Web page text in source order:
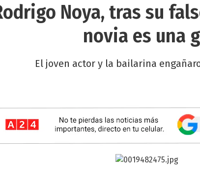
Noya, tras su
novia es una
El joven actor y la bailarina